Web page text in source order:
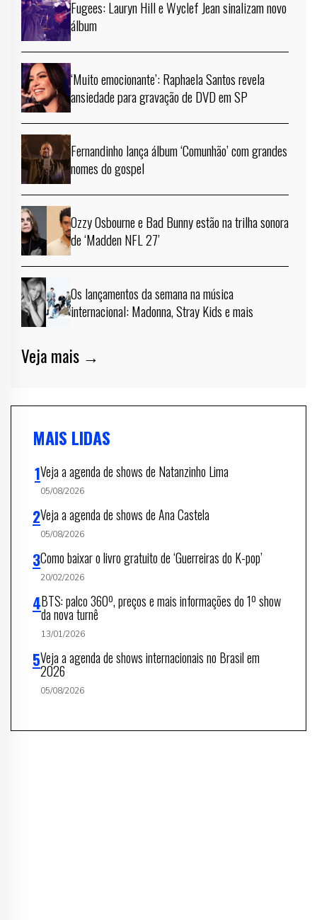
Fugees: Lauryn Hill e Wyclef Jean sinalizam novo
álbum
‘Muito emocionante’: Raphaela Santos revela
ansiedade para gravação de DVD em SP
Fernandinho lança álbum ‘Comunhão’ com grandes
nomes do gospel
Ozzy Osbourne e Bad Bunny estão na trilha sonora
de ‘Madden NFL 27’
Os lançamentos da semana na música
internacional: Madonna, Stray Kids e mais
Veja mais →
MAIS LIDAS
Veja a agenda de shows de Natanzinho Lima
05/08/2026
Veja a agenda de shows de Ana Castela
05/08/2026
Como baixar o livro gratuito de ‘Guerreiras do K-pop’
20/02/2026
BTS: palco 360º, preços e mais informações do 1º show
da nova turnê
13/01/2026
Veja a agenda de shows internacionais no Brasil em
2026
05/08/2026